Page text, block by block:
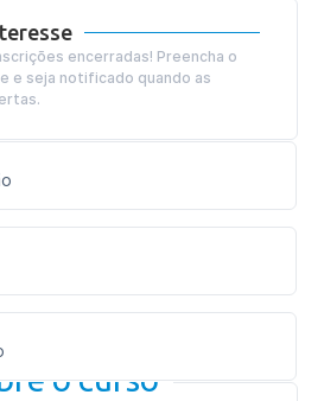
o curso
encerradas! Preencha o
e seja notificado quando as